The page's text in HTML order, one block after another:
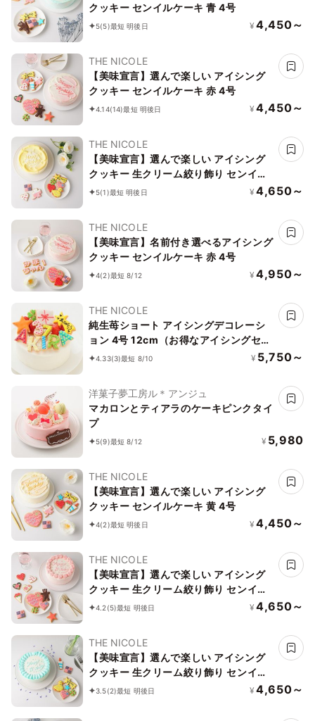
クッキー センイルケーキ 青 4号
5(5)最短 明後日 ¥ 4,450～
THE NICOLE
【美味宣言】選んで楽しい アイシング
クッキー センイルケーキ 赤 4号
4.14(14)最短 明後日 ¥ 4,450～
THE NICOLE
【美味宣言】選んで楽しい アイシング
クッキー 生クリーム絞り飾り センイル
ケーキ（黄） クリームカラーは5色から
5(1)最短 明後日 ¥ 4,650～
THE NICOLE
【美味宣言】名前付き選べるアイシング
クッキー センイルケーキ 赤 4号
4(2)最短 8/12 ¥ 4,950～
THE NICOLE
純生苺ショート アイシングデコレーシ
ョン 4号 12cm（お得なアイシングセッ
トです） 飾る楽しさお届けしてます
4.33(3)最短 8/10 ¥ 5,750～
洋菓子夢工房ル＊アンジュ
マカロンとティアラのケーキピンクタイ
プ
5(9)最短 8/12 ¥ 5,980
THE NICOLE
【美味宣言】選んで楽しい アイシング
クッキー センイルケーキ 黄 4号
4(2)最短 明後日 ¥ 4,450～
THE NICOLE
【美味宣言】選んで楽しい アイシング
クッキー 生クリーム絞り飾り センイル
ケーキ（赤） クリームカラーは5色から
4.2(5)最短 明後日 ¥ 4,650～
THE NICOLE
【美味宣言】選んで楽しい アイシング
クッキー 生クリーム絞り飾り センイル
ケーキ（青） クリームカラーは5色から
3.5(2)最短 明後日 ¥ 4,650～